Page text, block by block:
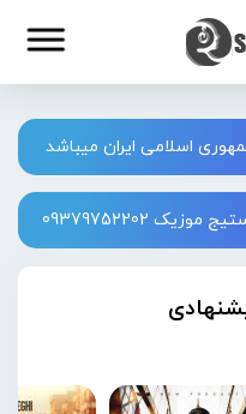
اسلامی ایران میباشد
09379752202